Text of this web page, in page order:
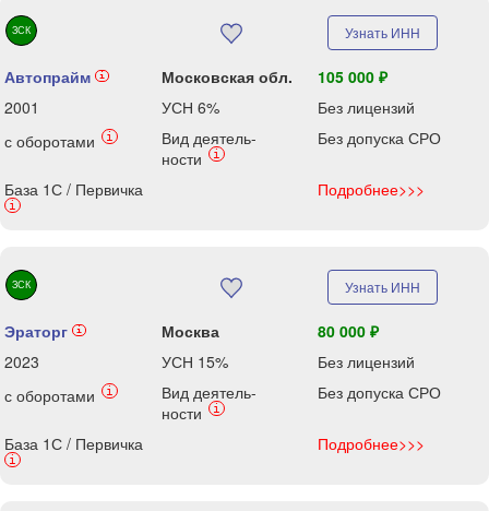
ЗСК Узнать ИНН
Автопрайм i Московская обл.
105 000 ₽
2001
УСН 6%
Без лицензий
с оборотами
i
Вид деятель-
ности
i
Без допуска СРО
База 1С / Первичка
i
Подробнее>>>
ЗСК Узнать ИНН
Эраторг i Москва
80 000 ₽
2023
УСН 15%
Без лицензий
с оборотами
i
Вид деятель-
ности
i
Без допуска СРО
База 1С / Первичка
i
Подробнее>>>